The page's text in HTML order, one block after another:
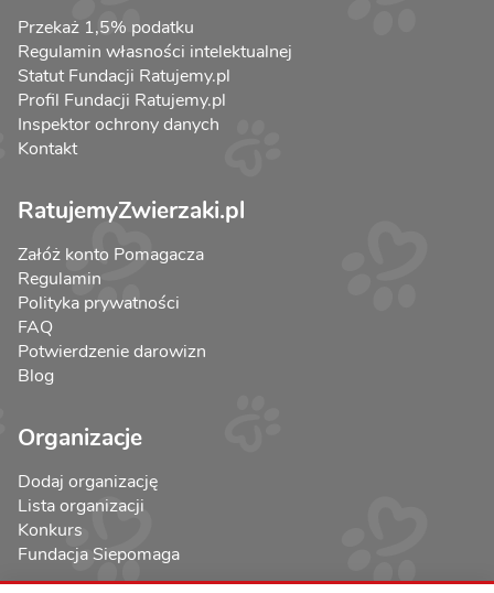
Przekaż 1,5% podatku
Regulamin własności intelektualnej
Statut Fundacji Ratujemy.pl
Profil Fundacji Ratujemy.pl
Inspektor ochrony danych
Kontakt
RatujemyZwierzaki.pl
Załóż konto Pomagacza
Regulamin
Polityka prywatności
FAQ
Potwierdzenie darowizn
Blog
Organizacje
Dodaj organizację
Lista organizacji
Konkurs
Fundacja Siepomaga